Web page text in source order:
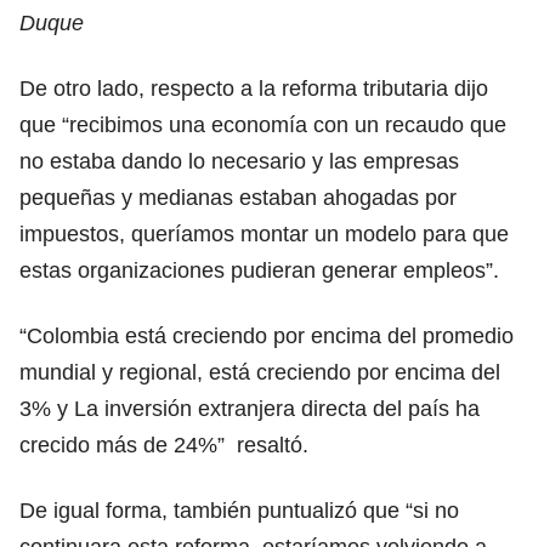
Duque
De otro lado, respecto a la reforma tributaria dijo
que “recibimos una economía con un recaudo que
no estaba dando lo necesario y las empresas
pequeñas y medianas estaban ahogadas por
impuestos, queríamos montar un modelo para que
estas organizaciones pudieran generar empleos”.
“Colombia está creciendo por encima del promedio
mundial y regional, está creciendo por encima del
3% y La inversión extranjera directa del país ha
crecido más de 24%” resaltó.
De igual forma, también puntualizó que “si no